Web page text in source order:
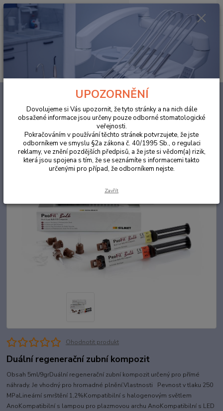
Hledat
za 0,00 Kč
ProFil Bulk Automix syringe A3
ProFil Bulk Automix syringe A3
Novinka
Ohodnotit produkt
Duální regenerační zubní kompozit
Obsah 5ml/9grDuální regenerační zubní kompozit určený pro přímé
náhrady. Je vhodný pro hromadné plnění.Vlastnosti Pevnost v tlaku 250
MPaLineární smrštění 1,2%Kompatibilní s halogenovým světlem
AnoKompatibilní s lampou pro plazmovou archu AnoKompatibilní s LED
UPOZORNĚNÍ
Dovolujeme si Vás upozornit, že tyto stránky a na nich dále
obsažené informace jsou určeny pouze odborné stomatologické
veřejnosti.
Pokračováním v používání těchto stránek potvrzujete, že jste
odborníkem ve smyslu §2a zákona č. 40/1995 Sb., o regulaci
reklamy, ve znění pozdějších předpisů, a že jste si vědom(a) rizik,
která jsou spojena s tím, že se seznámíte s informacemi takto
určenými pro případ, že odborníkem nejste.
Zavřít